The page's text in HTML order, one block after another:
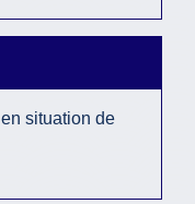
situation de